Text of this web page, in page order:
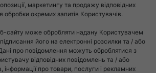
маркетингу та продажу відповідних
обробки окремих запитів Користувачів.
сайту може обробляти надану Користувачем
його на електронні розсилки та / або
про повідомлення можуть оброблятися з
відповідних повідомлень та / або
інформації про товари, послуги і рекламних